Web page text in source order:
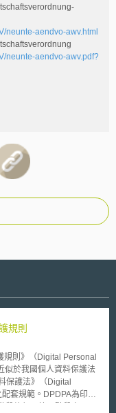
neunte-aendvo-awv.html
neunte-aendvo-awv.pdf?
規則
規則》（Digital Personal
似於我國個人資料保護法
保護法》（Digital
套規範。DPDPA為印度